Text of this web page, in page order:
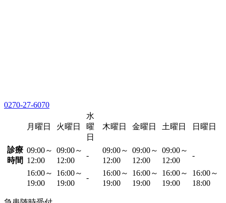
0270-27-6070
月曜日 火曜日
水
曜
日
木曜日 金曜日 土曜日 日曜日
診療
時間
09:00～
12:00
09:00～
12:00
-
09:00～
12:00
09:00～
12:00
09:00～
12:00
-
16:00～
19:00
16:00～
19:00
-
16:00～
19:00
16:00～
19:00
16:00～
19:00
16:00～
18:00